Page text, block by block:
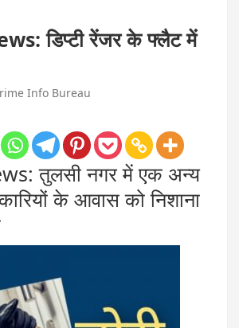
डिप्टी रेंजर के फ्लैट में
Info Bureau
तुलसी नगर में एक अन्य
के आवास को निशाना